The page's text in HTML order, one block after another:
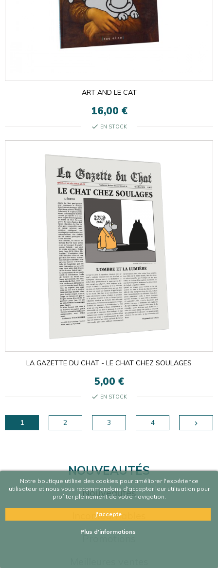
Notre boutique utilise des cookies pour améliorer l'expérience
utilisateur et nous vous recommandons d'accepter leur utilisation pour
profiter pleinement de votre navigation.
J'accepte
Plus d'informations
ART AND LE CAT
16,00 €
check EN STOCK
LA GAZETTE DU CHAT - LE CHAT CHEZ SOULAGES
5,00 €
check EN STOCK
1 2 3 4 
NOUVEAUTÉS
Nouveautés
Incontournables